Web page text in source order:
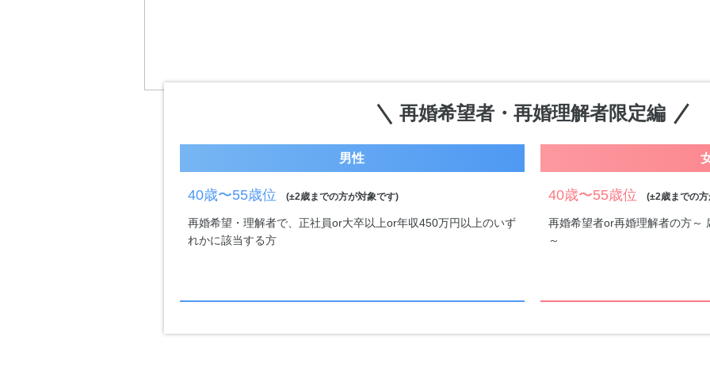
再婚希望者・再婚理解者限定編
男性
40歳〜55歳位 (±2歳までの方が対象です)
再婚希望・理解者で、正社員or大卒以上or年収450万円以上のいず
れかに該当する方
40歳〜55歳位 (±2歳までの方
再婚希望者or再婚理解者の方～
～